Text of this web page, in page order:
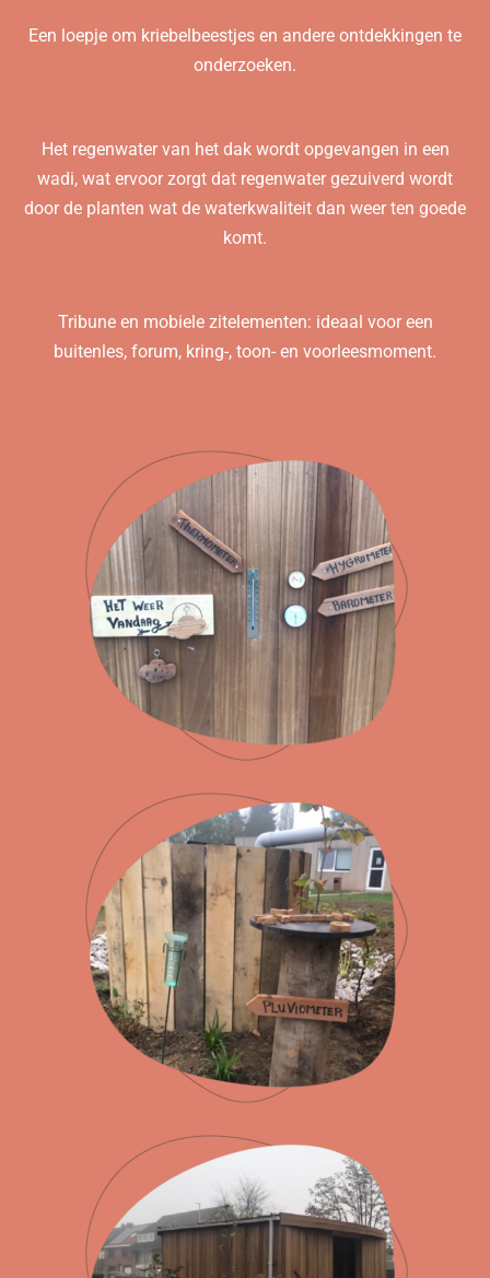
Een loepje om kriebelbeestjes en andere ontdekkingen te
onderzoeken.
Het regenwater van het dak wordt opgevangen in een
wadi, wat ervoor zorgt dat regenwater gezuiverd wordt
door de planten wat de waterkwaliteit dan weer ten goede
komt.
Tribune en mobiele zitelementen: ideaal voor een
buitenles, forum, kring-, toon- en voorleesmoment.